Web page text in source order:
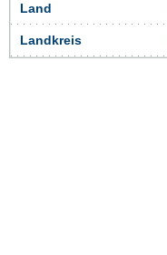
Land
Landkreis